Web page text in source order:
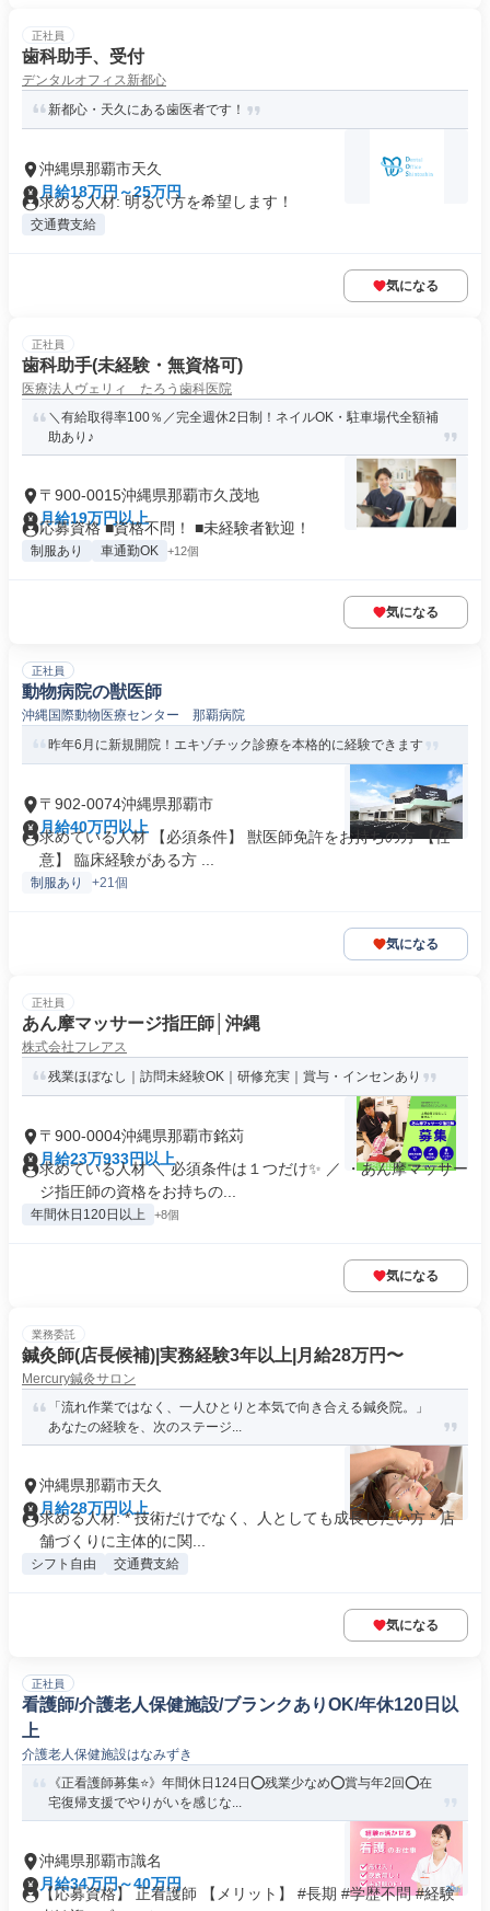
正社員
歯科助手、受付
デンタルオフィス新都心
新都心・天久にある歯医者です！
沖縄県那覇市天久
月給18万円～25万円
求める人材: 明るい方を希望します！
交通費支給
気になる
正社員
歯科助手(未経験・無資格可)
医療法人ヴェリィ たろう歯科医院
＼有給取得率100％／完全週休2日制！ネイルOK・駐車場代全額補
助あり♪
〒900-0015沖縄県那覇市久茂地
月給19万円以上
応募資格 ■資格不問！ ■未経験者歓迎！
制服あり 車通勤OK +12個
気になる
正社員
動物病院の獣医師
沖縄国際動物医療センター 那覇病院
昨年6月に新規開院！エキゾチック診療を本格的に経験できます
〒902-0074沖縄県那覇市
月給40万円以上
求めている人材 【必須条件】 獣医師免許をお持ちの方 【任
意】 臨床経験がある方 ...
制服あり +21個
気になる
正社員
あん摩マッサージ指圧師│沖縄
株式会社フレアス
残業ほぼなし｜訪問未経験OK｜研修充実｜賞与・インセンあり
〒900-0004沖縄県那覇市銘苅
月給23万933円以上
求めている人材 ＼ 必須条件は１つだけ✨ ／ ・あん摩マッサー
ジ指圧師の資格をお持ちの...
年間休日120日以上 +8個
気になる
業務委託
鍼灸師(店長候補)|実務経験3年以上|月給28万円〜
Mercury鍼灸サロン
「流れ作業ではなく、一人ひとりと本気で向き合える鍼灸院。」
あなたの経験を、次のステージ...
沖縄県那覇市天久
月給28万円以上
求める人材: * 技術だけでなく、人としても成長したい方 * 店
舗づくりに主体的に関...
シフト自由 交通費支給
気になる
正社員
看護師/介護老人保健施設/ブランクありOK/年休120日以
上
介護老人保健施設はなみずき
《正看護師募集⭐》年間休日124日⭕残業少なめ⭕賞与年2回⭕在
宅復帰支援でやりがいを感じな...
沖縄県那覇市識名
月給34万円～40万円
【応募資格】 正看護師 【メリット】 #長期 #学歴不問 #経験